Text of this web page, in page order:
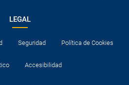
Este seguro garantiza
destino, pero no olvide que
otros seguros opcionales
antes de confirmar su
para reservas
LEGAL
Seguridad Política de Cookies
Accesibilidad